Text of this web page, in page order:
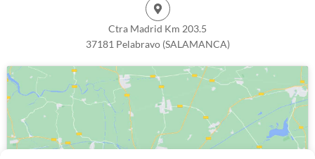
Ctra Madrid Km 203.5
37181 Pelabravo (SALAMANCA)